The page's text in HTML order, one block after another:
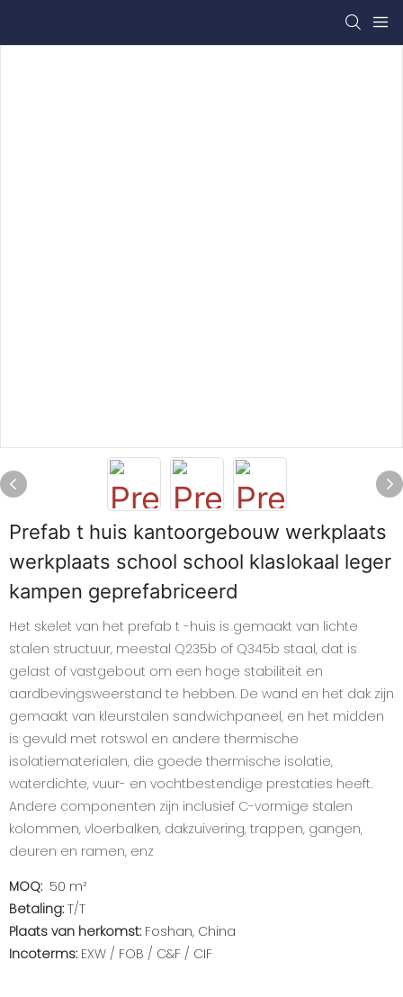
Prefab t huis kantoorgebouw werkplaats
werkplaats school school klaslokaal leger
kampen geprefabriceerd
Het skelet van het prefab t -huis is gemaakt van lichte
stalen structuur, meestal Q235b of Q345b staal, dat is
gelast of vastgebout om een ​​hoge stabiliteit en
aardbevingsweerstand te hebben. De wand en het dak zijn
gemaakt van kleurstalen sandwichpaneel, en het midden
is gevuld met rotswol en andere thermische
isolatiematerialen, die goede thermische isolatie,
waterdichte, vuur- en vochtbestendige prestaties heeft.
Andere componenten zijn inclusief C-vormige stalen
kolommen, vloerbalken, dakzuivering, trappen, gangen,
deuren en ramen, enz
MOQ: 50 m²
Betaling: T/T
Plaats van herkomst: Foshan, China
Incoterms: EXW / FOB / C&F / CIF